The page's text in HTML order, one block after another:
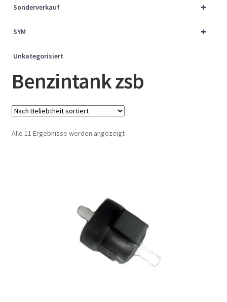
+
Sonderverkauf
+
SYM
Unkategorisiert
Benzintank zsb
Alle 11 Ergebnisse werden angezeigtNach